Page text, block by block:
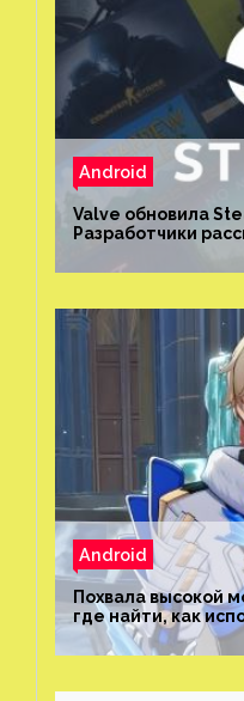
Android
Valve обновила
Разработчики
Android
Похвала высокой
где найти, как
скрытые